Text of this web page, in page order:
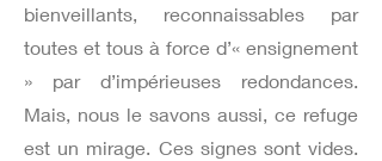
bienveillants, reconnaissables par
toutes et tous à force d’« ensignement
» par d’impérieuses redondances.
Mais, nous le savons aussi, ce refuge
est un mirage. Ces signes sont vides.